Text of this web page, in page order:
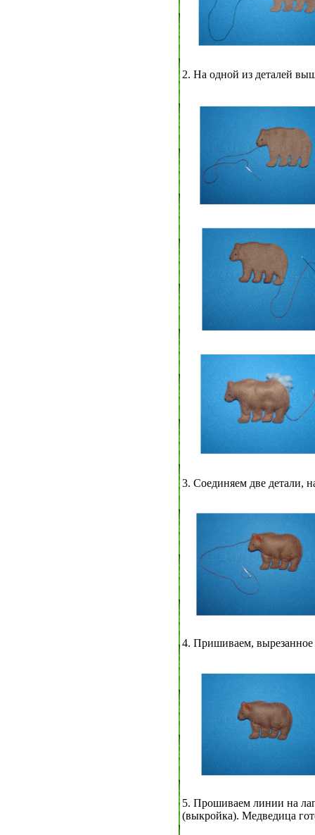
2. На одной из деталей
3. Соединяем две детали,
4. Пришиваем, вырезанное
5. Прошиваем линии на
(выкройка). Медведица